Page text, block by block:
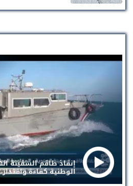
إنقاذ طاقم السفينة
الوطنية كفاءة واقتدار